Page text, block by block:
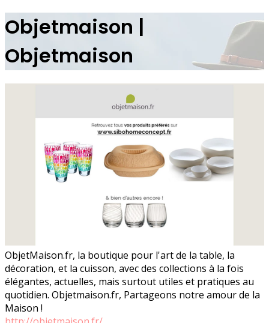
Objetmaison |
Objetmaison
ObjetMaison.fr, la boutique pour l'art de la table, la
décoration, et la cuisson, avec des collections à la fois
élégantes, actuelles, mais surtout utiles et pratiques au
quotidien. Objetmaison.fr, Partageons notre amour de la
Maison !